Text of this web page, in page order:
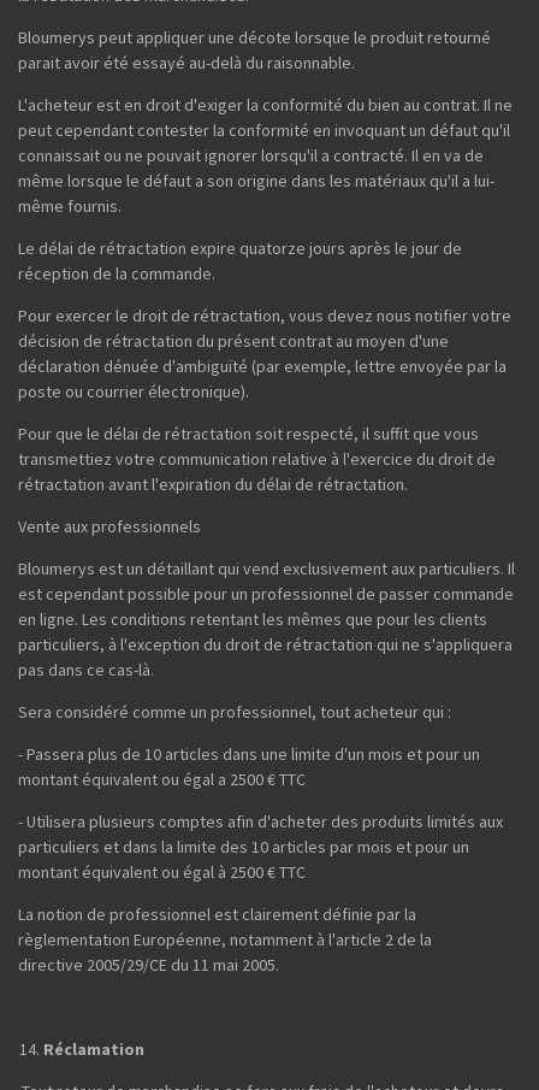
Bloumerys peut appliquer une décote lorsque le produit retourné
parait avoir été essayé au-delà du raisonnable.
L'acheteur est en droit d'exiger la conformité du bien au contrat. Il ne
peut cependant contester la conformité en invoquant un défaut qu'il
connaissait ou ne pouvait ignorer lorsqu'il a contracté. Il en va de
même lorsque le défaut a son origine dans les matériaux qu'il a lui-
même fournis.
Le délai de rétractation expire quatorze jours après le jour de
réception de la commande.
Pour exercer le droit de rétractation, vous devez nous notifier votre
décision de rétractation du présent contrat au moyen d'une
déclaration dénuée d'ambiguïté (par exemple, lettre envoyée par la
poste ou courrier électronique).
Pour que le délai de rétractation soit respecté, il suffit que vous
transmettiez votre communication relative à l'exercice du droit de
rétractation avant l'expiration du délai de rétractation.
Vente aux professionnels
Bloumerys est un détaillant qui vend exclusivement aux particuliers. Il
est cependant possible pour un professionnel de passer commande
en ligne. Les conditions retentant les mêmes que pour les clients
particuliers, à l'exception du droit de rétractation qui ne s'appliquera
pas dans ce cas-là.
Sera considéré comme un professionnel, tout acheteur qui :
- Passera plus de 10 articles dans une limite d'un mois et pour un
montant équivalent ou égal a 2500 € TTC
- Utilisera plusieurs comptes afin d'acheter des produits limités aux
particuliers et dans la limite des 10 articles par mois et pour un
montant équivalent ou égal à 2500 € TTC
La notion de professionnel est clairement définie par la
règlementation Européenne, notamment à l'article 2 de la
directive 2005/29/CE du 11 mai 2005.
Réclamation